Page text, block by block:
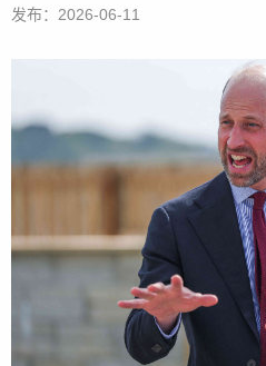
发布：2026-06-11